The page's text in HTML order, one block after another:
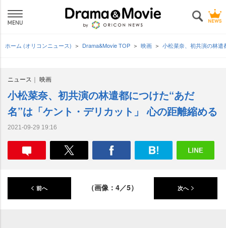
ホーム (オリコンニュース) Drama&Movie TOP 映画 小松菜奈、初共演の林遣
ニュース 映画
小松菜奈、初共演の林遣都につけた“あだ
名”は「ケント・デリカット」 心の距離縮める
2021-09-29 19:16
前へ （画像：4／5） 次へ